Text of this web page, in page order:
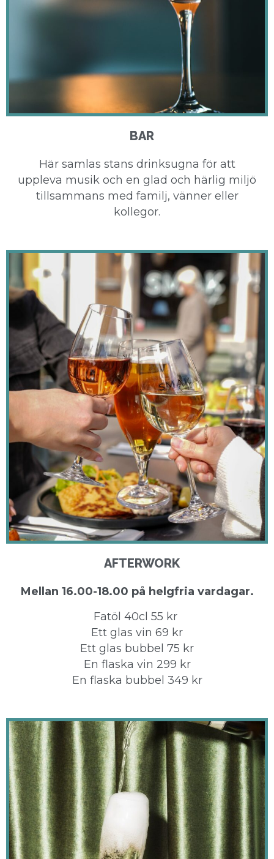
BAR
Här samlas stans drinksugna för att
uppleva musik och en glad och härlig miljö
tillsammans med familj, vänner eller
kollegor.
AFTERWORK
Mellan 16.00-18.00 på helgfria vardagar.
Fatöl 40cl 55 kr
Ett glas vin 69 kr
Ett glas bubbel 75 kr
En flaska vin 299 kr
En flaska bubbel 349 kr